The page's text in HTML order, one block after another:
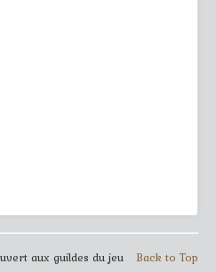
Back to Top
aux guildes du jeu